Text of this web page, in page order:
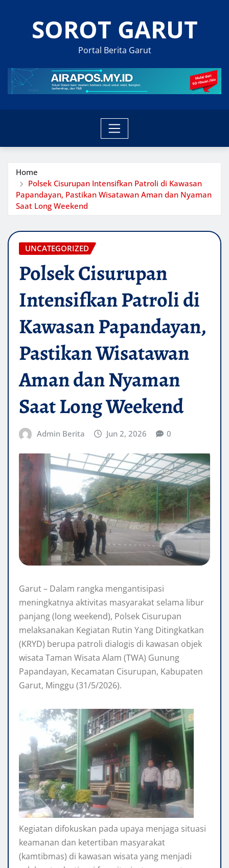
SOROT GARUT
Portal Berita Garut
Home
Polsek Cisurupan Intensifkan Patroli di Kawasan
Papandayan, Pastikan Wisatawan Aman dan Nyaman
Saat Long Weekend
UNCATEGORIZED
Polsek Cisurupan
Intensifkan Patroli di
Kawasan Papandayan,
Pastikan Wisatawan
Aman dan Nyaman
Saat Long Weekend
Admin Berita Jun 2, 2026 0
Garut – Dalam rangka mengantisipasi
meningkatnya aktivitas masyarakat selama libur
panjang (long weekend), Polsek Cisurupan
melaksanakan Kegiatan Rutin Yang Ditingkatkan
(KRYD) berupa patroli dialogis di kawasan objek
wisata Taman Wisata Alam (TWA) Gunung
Papandayan, Kecamatan Cisurupan, Kabupaten
Garut, Minggu (31/5/2026).
Kegiatan difokuskan pada upaya menjaga situasi
keamanan dan ketertiban masyarakat
(kamtibmas) di kawasan wisata yang menjadi